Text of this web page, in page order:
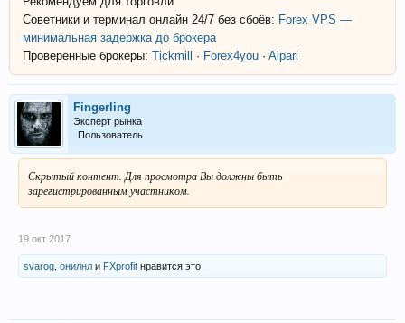
Советники и терминал онлайн 24/7 без сбоёв: Forex VPS —
минимальная задержка до брокера
Проверенные брокеры: Tickmill · Forex4you · Alpari
Fingerling
Эксперт рынка
Пользователь
Скрытый контент. Для просмотра Вы должны быть
зарегистрированным участником.
19 окт 2017
svarog онилнл и FXprofit нравится это.